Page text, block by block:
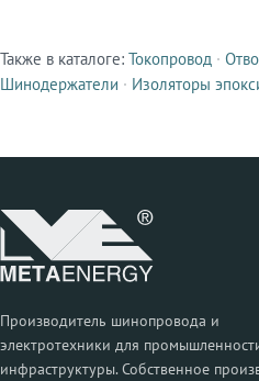
Смежные продукты
Также в каталоге: Токопровод ·
Шинодержатели · Изоляторы
Производитель шинопровода и
электротехники для
инфраструктуры. Собственное